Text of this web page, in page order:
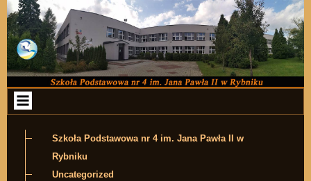
Przejdź do zawartości
Szkoła Podstawowa nr 4 im. Jana Pawła II w
Rybniku
Uncategorized